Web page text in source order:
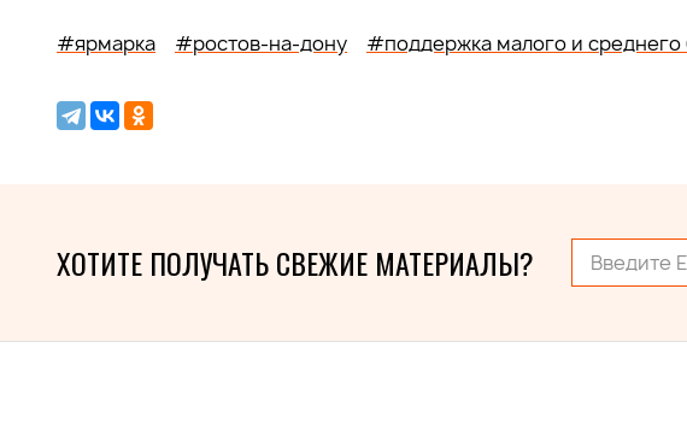
#ярмарка #ростов-на-дону #поддержка малого и среднего
ХОТИТЕ ПОЛУЧАТЬ СВЕЖИЕ МАТЕРИАЛЫ?